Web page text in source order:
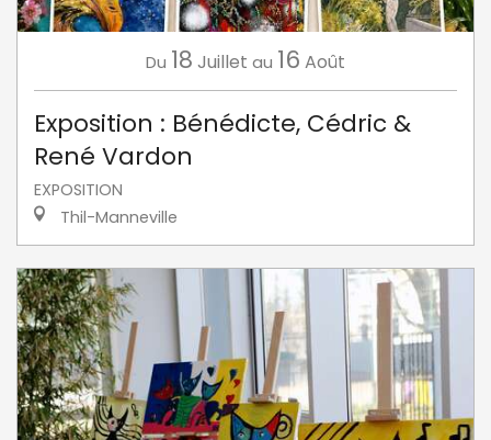
Du 18 Juillet au 16 Août
Exposition : Bénédicte, Cédric &
René Vardon
EXPOSITION
Thil-Manneville